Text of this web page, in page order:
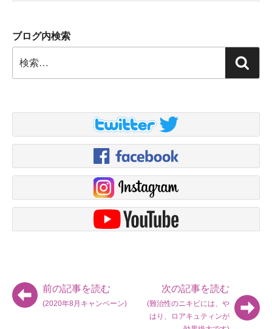
ブログ内検索
索
前の記事を読む
(2020年8月キャンペーン)
次の記事を読む
(難治性のニキビには、や
はり、ロアキュティンが